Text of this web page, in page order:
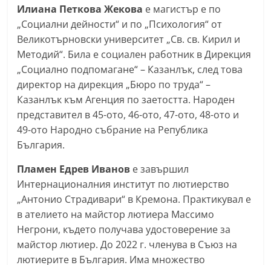
,
k
z
a
n
l
a
-
b
g
.
i
n
Илиана Петкова Жекова е магистър е по
„Социални дейности“ и по „Психология“ от
Великотърновски университет „Св. св. Кирил и
Методий“. Била е социален работник в Дирекция
„Социално подпомагане“ – Казанлък, след това
директор на дирекция „Бюро по труда“ –
Казанлък към Агенция по заетостта. Народен
представител в 45-ото, 46-ото, 47-ото, 48-ото и
49-ото Народно събрание на Република
България.
Пламен Едрев Иванов е завършил
Интернационалния институт по лютиерство
„Антонио Страдивари“ в Кремона. Практикувал е
в ателието на майстор лютиера Массимо
Негрони, където получава удостоверение за
майстор лютиер. До 2022 г. членува в Съюз на
лютиерите в България. Има множество